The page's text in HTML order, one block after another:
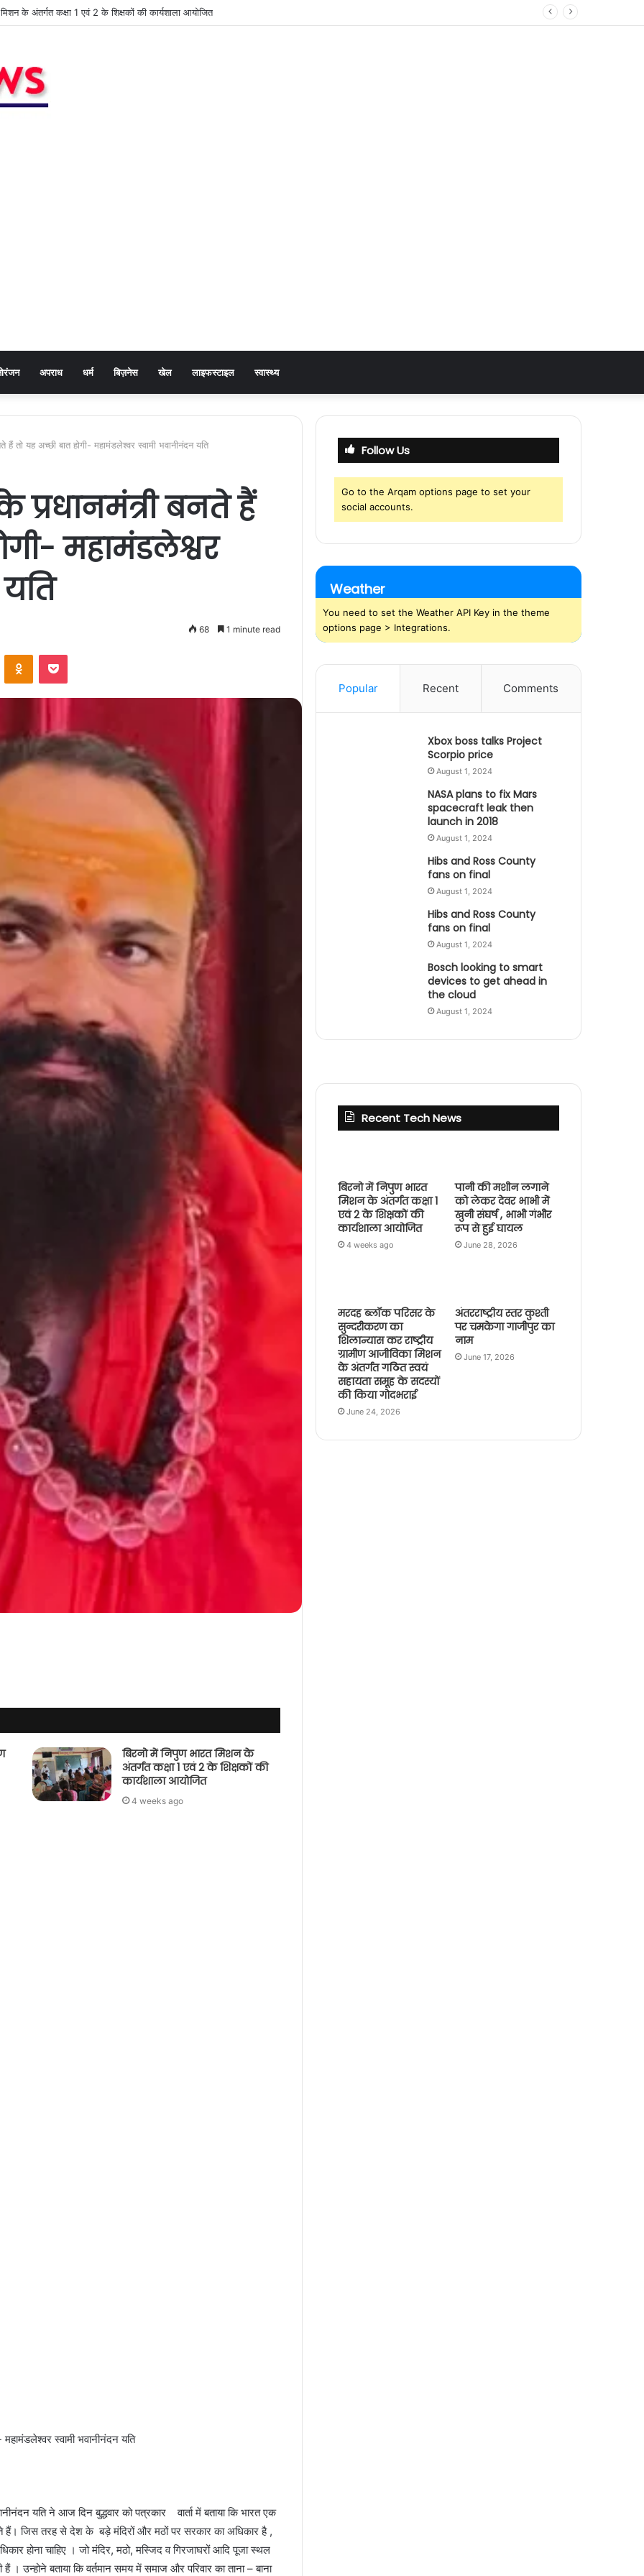
मिशन के अंतर्गत कक्षा 1 एवं 2 के शिक्षकों की कार्यशाला आयोजित
अपराध धर्म बिज़नेस खेल लाइफस्टाइल स्वास्थ्य
तो यह अच्‍छी बात होगी- महामंडलेश्वर स्वामी भवानीनंदन यति
बनते हैं
महामंडलेश्वर
68 1 minute read
बिरनो में निपुण भारत मिशन के
अंतर्गत कक्षा 1 एवं 2 के शिक्षकों की
कार्यशाला आयोजित
4 weeks ago
स्वामी भवानीनंदन यति
यति ने आज दिन बुद्धवार को पत्रकार वार्ता में बताया कि भारत एक
जिस तरह से देश के बड़े मंदिरों और मठों पर सरकार का अधिकार है ,
होना चाहिए । जो मंदिर, मठो, मस्जिद व गिरजाघरों आदि पूजा स्‍थल
उन्‍होने बताया कि वर्तमान समय में समाज और परिवार का ताना – बाना
Follow Us
Go to the Arqam options page to set your
social accounts.
Weather
You need to set the Weather API Key in the theme
options page > Integrations.
Popular Recent Comments
Xbox boss talks Project
Scorpio price
August 1, 2024
NASA plans to fix Mars
spacecraft leak then
launch in 2018
August 1, 2024
Hibs and Ross County
fans on final
August 1, 2024
Hibs and Ross County
fans on final
August 1, 2024
Bosch looking to smart
devices to get ahead in
the cloud
August 1, 2024
Recent Tech News
बिरनो में निपुण भारत
मिशन के अंतर्गत कक्षा 1
एवं 2 के शिक्षकों की
कार्यशाला आयोजित
4 weeks ago
पानी की मशीन लगाने
को लेकर देवर भाभी में
खुनी संघर्ष , भाभी गंभीर
रूप से हुई घायल
June 28, 2026
मरदह ब्लॉक परिसर के
सुन्दरीकरण का
शिलान्यास कर राष्ट्रीय
ग्रामीण आजीविका मिशन
के अंतर्गत गठित स्वयं
सहायता समूह के सदस्यों
की किया गोदभराई
June 24, 2026
अंतरराष्ट्रीय स्तर कुश्ती
पर चमकेगा गाजीपुर का
नाम
June 17, 2026